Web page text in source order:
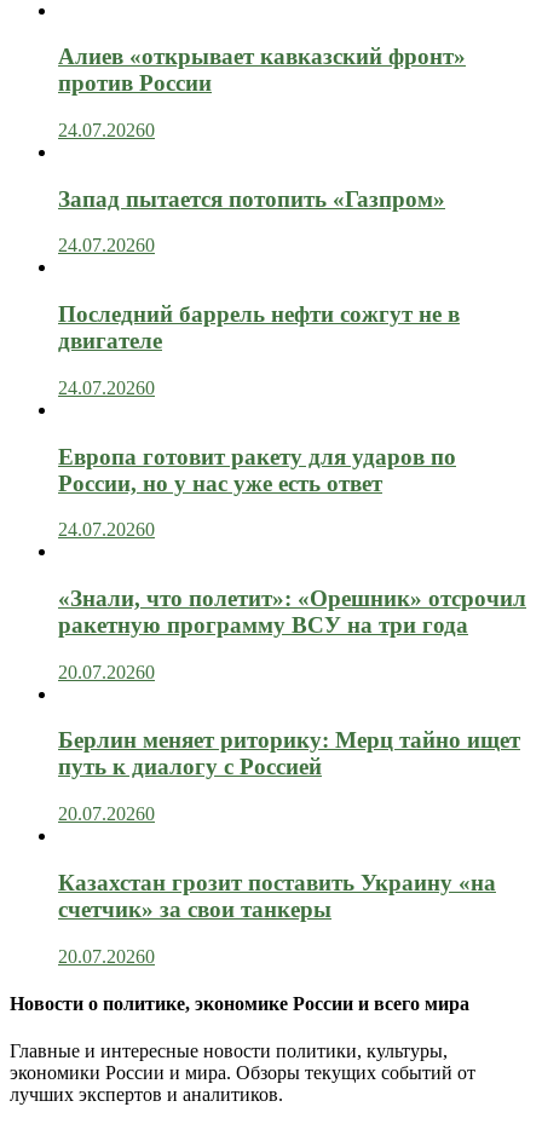
Алиев «открывает кавказский фронт»
против России
24.07.20260
Запад пытается потопить «Газпром»
24.07.20260
Последний баррель нефти сожгут не в
двигателе
24.07.20260
Европа готовит ракету для ударов по
России, но у нас уже есть ответ
24.07.20260
«Знали, что полетит»: «Орешник» отсрочил
ракетную программу ВСУ на три года
20.07.20260
Берлин меняет риторику: Мерц тайно ищет
путь к диалогу с Россией
20.07.20260
Казахстан грозит поставить Украину «на
счетчик» за свои танкеры
20.07.20260
Новости о политике, экономике России и всего мира
Главные и интересные новости политики, культуры,
экономики России и мира. Обзоры текущих событий от
лучших экспертов и аналитиков.